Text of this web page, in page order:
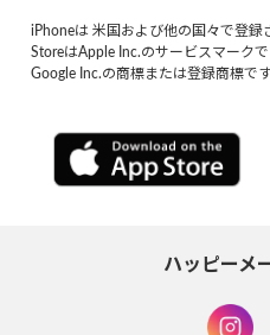
iPhoneは 米国および他の国々で登
StoreはApple Inc.のサービスマーク
Google Inc.の商標または登録商標です
ハッピーメ